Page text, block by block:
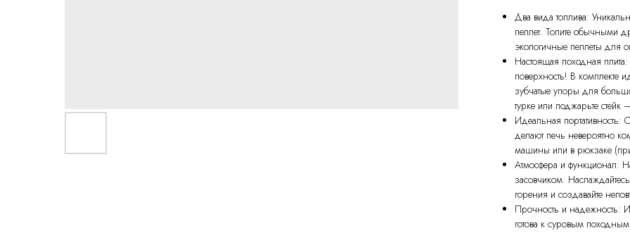
Два вида топлива:
пеллет. Топите обычными
экологичные пеллеты для
Настоящая походная
поверхность! В комплекте
зубчатые упоры для
турке или поджарьте стейк
Идеальная
делают печь невероятно
машины или в рюкзаке
Атмосфера и функционал:
засовчиком.
горения и создавайте
Прочность и надежность:
готова к суровым